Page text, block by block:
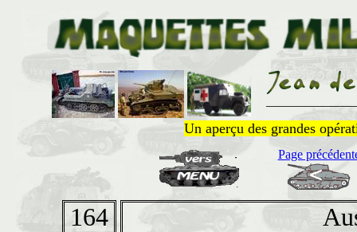
Un aperçu des grandes
Page
164